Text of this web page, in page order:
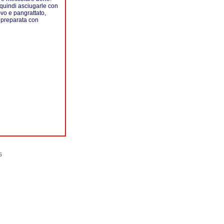
asciugarle con
e pangrattato,
con